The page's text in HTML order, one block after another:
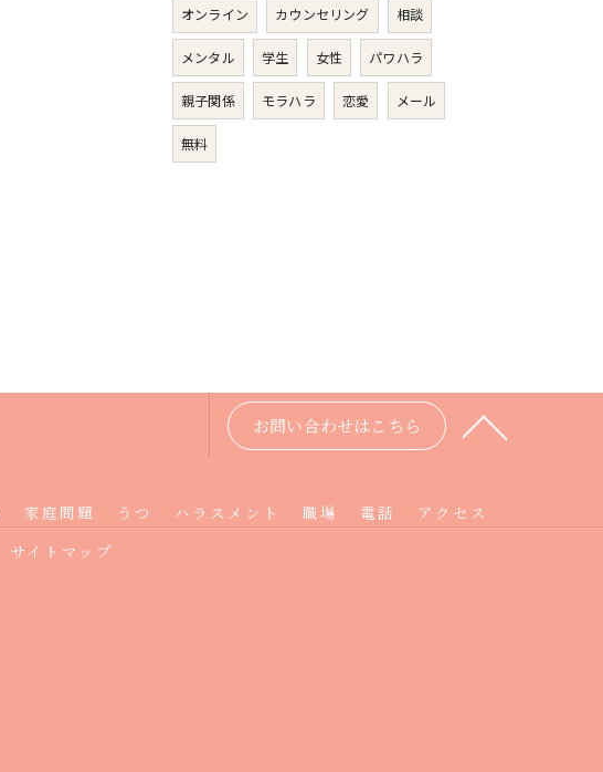
オンライン カウンセリング 相談
メンタル 学生 女性 パワハラ
親子関係 モラハラ 恋愛 メール
無料
お問い合わせはこちら
家庭問題 うつ ハラスメント 職場 電話
アクセス
サイトマップ